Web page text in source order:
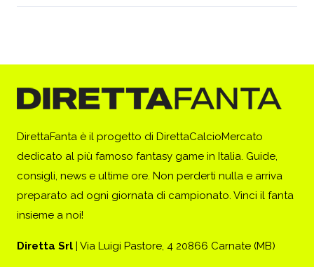
DirettaFanta è il progetto di DirettaCalcioMercato
dedicato al più famoso fantasy game in Italia. Guide,
consigli, news e ultime ore. Non perderti nulla e arriva
preparato ad ogni giornata di campionato. Vinci il fanta
insieme a noi!
Diretta Srl | Via Luigi Pastore, 4 20866 Carnate (MB)